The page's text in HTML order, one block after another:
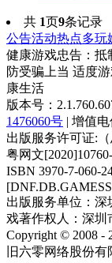
共 1页9条记录
公告活动热点多玩
健康游戏忠告：抵
防受骗上当 适度
康生活
版本号：
1476060号 | 增值
出版服务许可证:
粤网文
ISBN 3970-7-060-
出版服务单位：深
戏著作权人：深圳
Copyright © 2008 -
旧六零网络股份